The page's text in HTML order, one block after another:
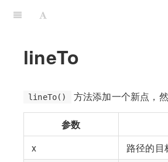
lineTo
lineTo() 方法添加一个新点，
参数
x
路径的目